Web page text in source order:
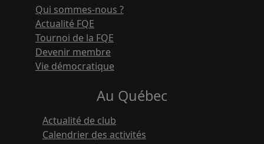
Qui sommes-nous ?
Actualité FQE
Tournoi de la FQE
Devenir membre
Vie démocratique
Au Québec
Actualité de club
Calendrier des activités